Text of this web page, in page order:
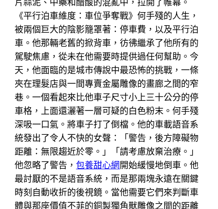
片蒜泥、中藥和醋酸的混亂中，拉開了帷幕。
《平行泊車維度：車位爭奪戰》何手殘的人生，
被兩個巨大的陰影籠罩著：停車費，以及平行泊
車。他那輛老舊的掀背車，彷彿繼承了他所有的
駕駛焦慮，從未在他需要時提供過任何幫助。今
天，他面臨的是城市傳說中最恐怖的挑戰，一條
夾在理髮店與一間專賣金屬雕像的畫廊之間的窄
巷。一個看起來比他車子尺寸小上三十公分的停
車格，上面還灑著一層可疑的白色粉末。何手殘
深吸一口氣。將車子打了倒檔。他的車載語音系
統發出了令人不快的女聲：「警告，後方障礙物
距離：無限趨近於零。」「請考慮放棄治療。」
他忽略了警告，包養甜心網 開始緩慢地倒車。他
最討厭的不是語音系統，而是那兩塊永遠在關鍵
時刻自動收折的後視鏡。當他需要它們來判斷車
體與那座價值不菲的銅製獨角獸雕像之間的距離